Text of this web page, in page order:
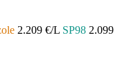
2.209 €/L SP98 2.099